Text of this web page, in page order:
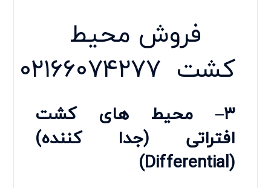
فروش محیط
کشت ۰۲۱۶۶۰۷۴۲۷۷
۳– محیط های کشت
افتراتی (جدا کننده)
(
Differential
)